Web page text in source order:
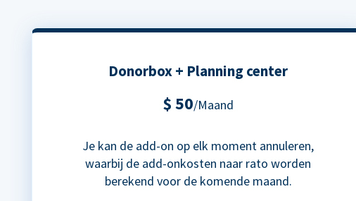
Donorbox + Planning center
$ 50/Maand
Je kan de add-on op elk moment annuleren,
waarbij de add-onkosten naar rato worden
berekend voor de komende maand.